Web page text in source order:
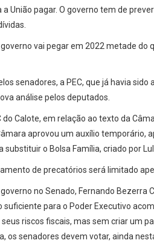
União pagar. O governo tem de
vai pegar em 2022 metade do
senadores, a PEC, que já havia
análise pelos deputados.
do Calote, em relação ao texto da
aprovou um auxílio temporário,
o Bolsa Família, criado por
de precatórios será limitado
no Senado, Fernando Bezerra
suficiente para o Poder Executivo
riscos fiscais, mas sem criar um
os senadores devem votar, ainda